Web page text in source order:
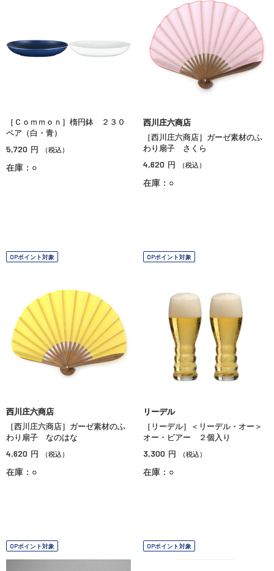
［Ｃｏｍｍｏｎ］楕円鉢 ２３０
ペア（白・青）
5,720 円 （税込）
在庫：○
西川庄六商店
［西川庄六商店］ガーゼ素材のふ
わり扇子 さくら
4,620 円 （税込）
在庫：○
OPポイント対象
西川庄六商店
［西川庄六商店］ガーゼ素材のふ
わり扇子 なのはな
4,620 円 （税込）
在庫：○
OPポイント対象
リーデル
［リーデル］＜リーデル・オー＞
オー・ビアー ２個入り
3,300 円 （税込）
在庫：○
OPポイント対象 OPポイント対象